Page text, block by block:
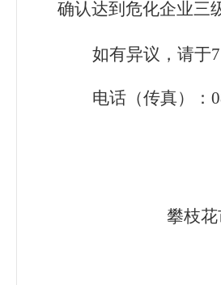
确认达到危化企业三
如有异议，请于7
电话（传真）：
攀枝